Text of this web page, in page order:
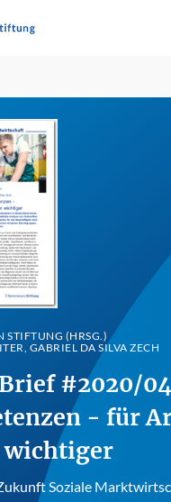
STIFTUNG (HRSG.)
GABRIEL DA SILVA ZECH
#2020/
- für
Soziale